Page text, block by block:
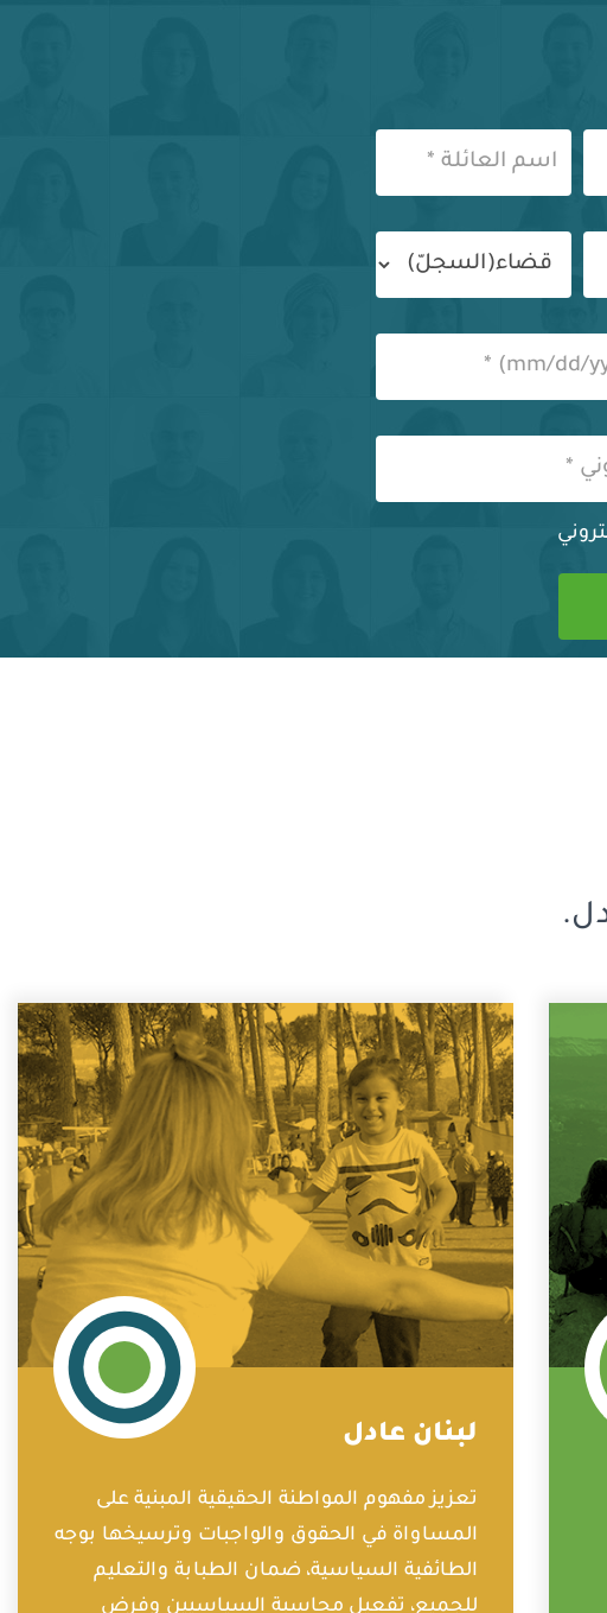
لبنان عادل
تعزيز مفهوم المواطنة الحقيقية المبنية على
المساواة في الحقوق والواجبات وترسيخها بوجه
الطائفية السياسية، ضمان الطبابة والتعليم
للجميع، تفعيل محاسبة السياسيين وفرض